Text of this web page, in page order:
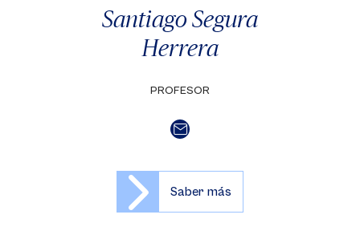
Santiago Segura
Herrera
PROFESOR
Saber más